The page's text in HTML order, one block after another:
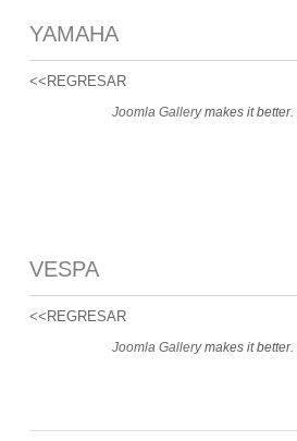
YAMAHA
<<REGRESAR
Joomla Gallerymakes it
VESPA
<<REGRESAR
Joomla Gallerymakes it